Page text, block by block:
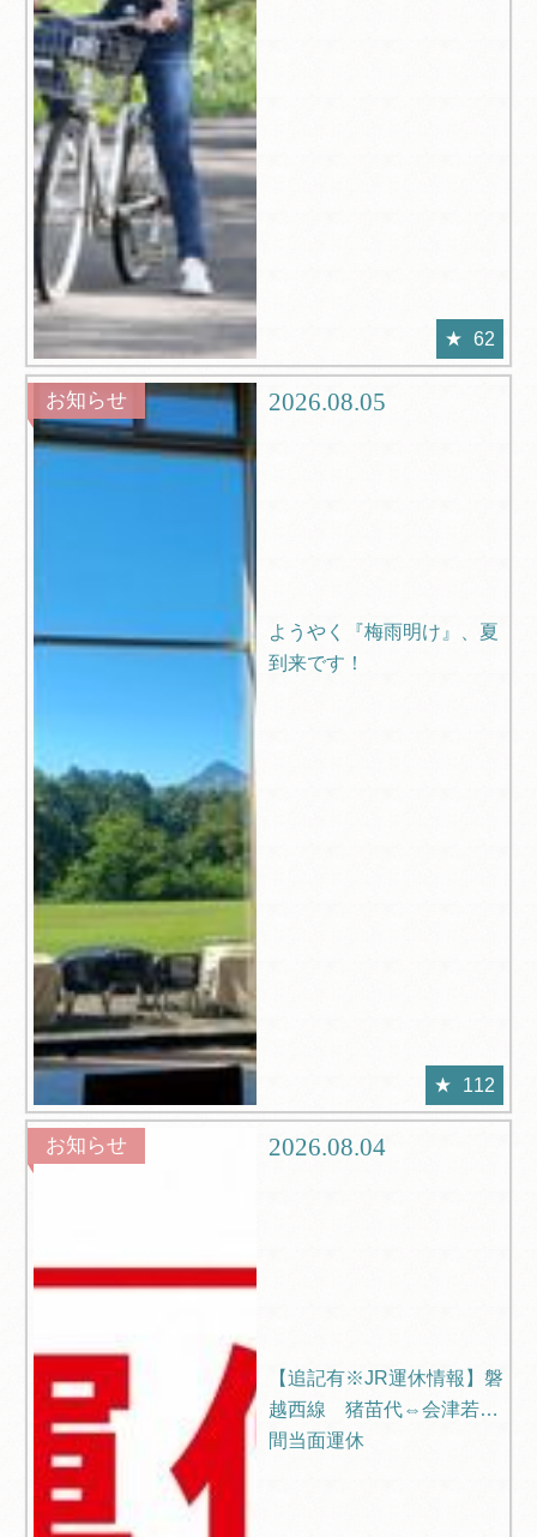
62
お知らせ 2026.08.05
ようやく『梅雨明け』、夏
到来です！
112
お知らせ 2026.08.04
【追記有※JR運休情報】磐
越西線 猪苗代⇔会津若松
間当面運休